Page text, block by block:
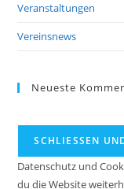
Veranstaltungen
Vereinsnews
Neueste
Datenschutz und
du die Website